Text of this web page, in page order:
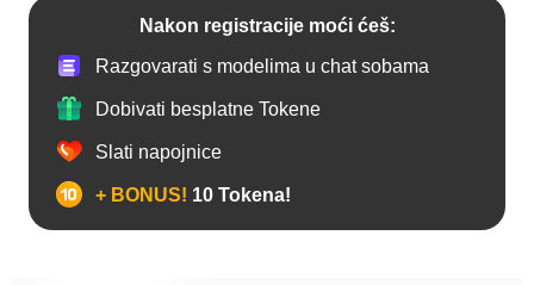
Nakon registracije moći ćeš:
Razgovarati s modelima u chat sobama
Dobivati besplatne Tokene
Slati napojnice
+ BONUS! 10 Tokena!